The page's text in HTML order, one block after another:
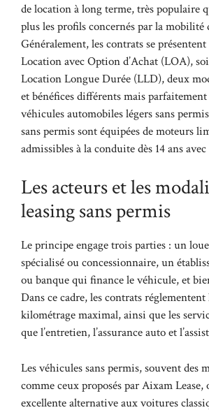
de location à long terme, très populaire
plus les profils concernés par la mobilité
Généralement, les contrats se
Location avec Option d’Achat (LOA),
Location Longue Durée (LLD), deux
et bénéfices différents mais parfaitement
véhicules automobiles légers sans
sans permis sont équipées de moteurs
admissibles à la conduite dès 14 ans
Les acteurs et les
leasing sans permis
Le principe engage trois parties : un
spécialisé ou concessionnaire, un
ou banque qui finance le véhicule, et
Dans ce cadre, les contrats réglementent
kilométrage maximal, ainsi que les
que l’entretien, l’assurance auto et
Les véhicules sans permis, souvent des
comme ceux proposés parAixam Lease,
excellente alternative aux voitures